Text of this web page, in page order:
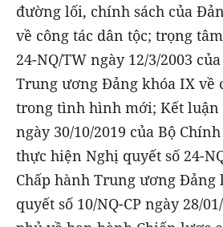
đường lối, chính sách của
về công tác dân tộc; trọng
24-NQ/TW ngày 12/3/2003
Trung ương Đảng khóa IX về
trong tình hình mới; Kết luận
ngày 30/10/2019 của Bộ
thực hiện Nghị quyết số 24-
Chấp hành Trung ương Đảng
quyết số 10/NQ-CP ngày 28/